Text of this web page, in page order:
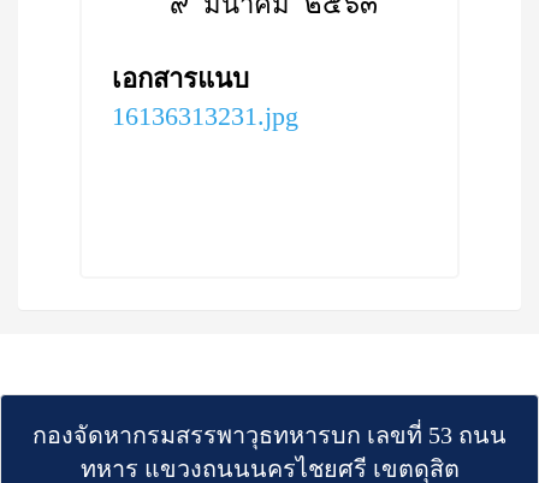
เอกสารแนบ
16136313231.jpg
กองจัดหากรมสรรพาวุธทหารบก เลขที่ 53 ถนน
ทหาร แขวงถนนนครไชยศรี เขตดุสิต